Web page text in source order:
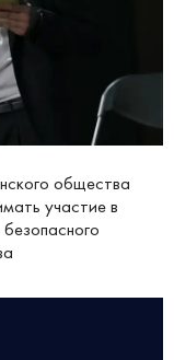
общества
участие в